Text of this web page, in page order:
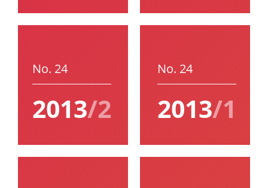
No. 24
2013/2
No. 24
2013/1